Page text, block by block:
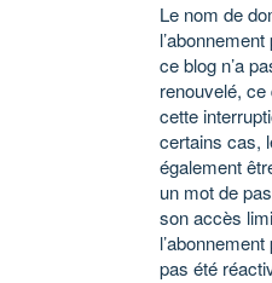
Le nom de
ce blog n’a
renouvelé,
cette
certains cas,
également
un mot de
son accès
pas été